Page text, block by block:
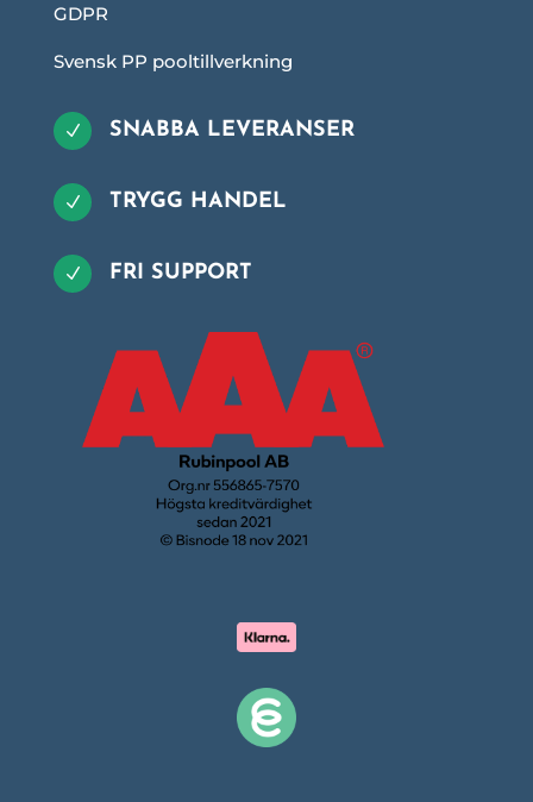
GDPR
Svensk PP pooltillverkning
N SNABBA LEVERANSER
N TRYGG HANDEL
N FRI SUPPORT